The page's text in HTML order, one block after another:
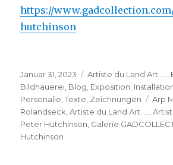
https://
hutchinson
Veröffentlicht
am
Januar 31, 2023 Kategorien
Artiste du Land Art ….
Bildhauerei Blog Exposition
Personalie ,Texte Zeichnungen
Arp
Rolandseck ,Artiste du Land Art …. ,
Peter Hutchinson Galerie
Hutchinson